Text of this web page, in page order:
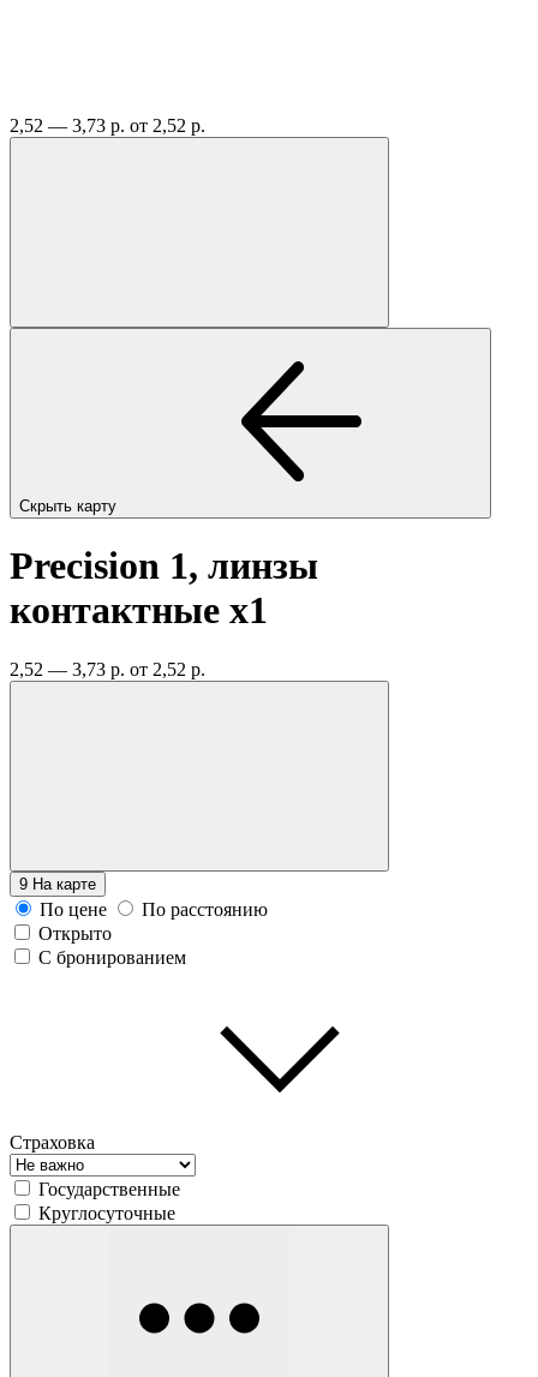
2,52 — 3,73 р. от 2,52 р.
Скрыть карту
Precision 1, линзы
контактные x1
2,52 — 3,73 р. от 2,52 р.
9 На карте
По цене
По расстоянию
Открыто
С бронированием
Страховка
Государственные
Круглосуточные